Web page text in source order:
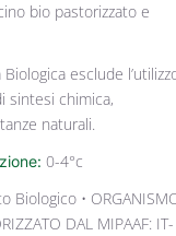
bio pastorizzato e
Biologica esclude
sintesi chimica,
naturali.
0-4°c
Biologico •
DAL MIPAAF: IT-